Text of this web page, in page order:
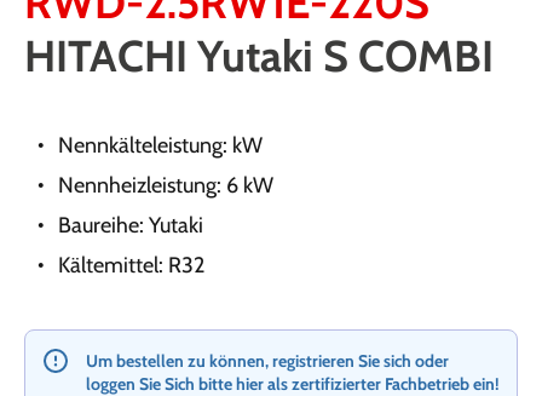
HITACHI Yutaki S COMBI
Nennkälteleistung: kW
Nennheizleistung: 6 kW
Baureihe: Yutaki
Kältemittel: R32
Um bestellen zu können, registrieren Sie sich oder
loggen Sie Sich bitte hier als zertifizierter Fachbetrieb ein!